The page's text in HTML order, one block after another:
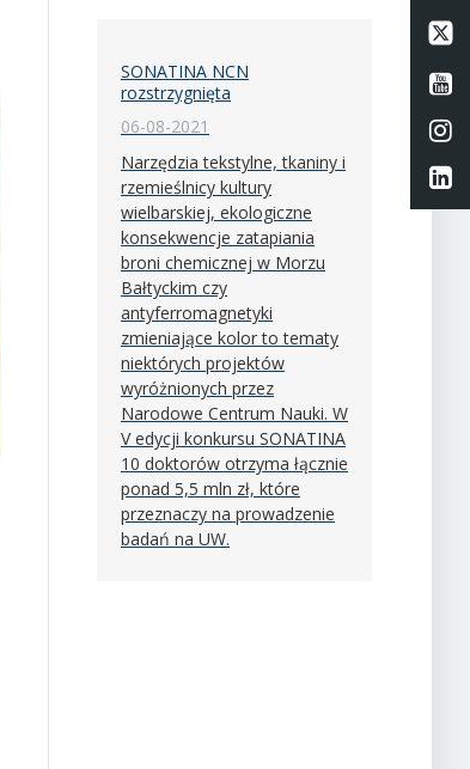
SONATINA NCN
rozstrzygnięta
06-08-2021
Narzędzia tekstylne, tkaniny i
rzemieślnicy kultury
wielbarskiej, ekologiczne
konsekwencje zatapiania
broni chemicznej w Morzu
Bałtyckim czy
antyferromagnetyki
zmieniające kolor to tematy
niektórych projektów
wyróżnionych przez
Narodowe Centrum Nauki. W
V edycji konkursu SONATINA
10 doktorów otrzyma łącznie
ponad 5,5 mln zł, które
przeznaczy na prowadzenie
badań na UW.